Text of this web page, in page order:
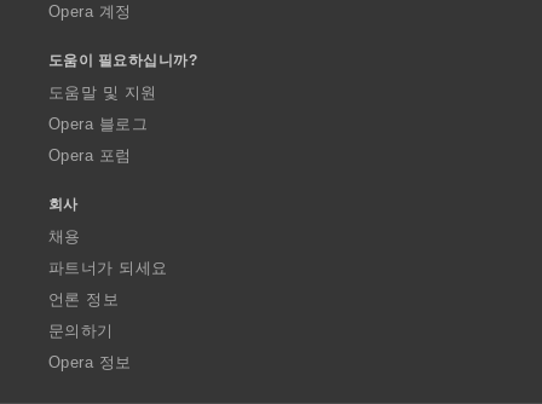
Opera 계정
도움이 필요하십니까?
도움말 및 지원
Opera 블로그
Opera 포럼
회사
채용
파트너가 되세요
언론 정보
문의하기
Opera 정보